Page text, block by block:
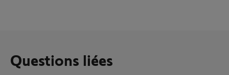
Questions liées